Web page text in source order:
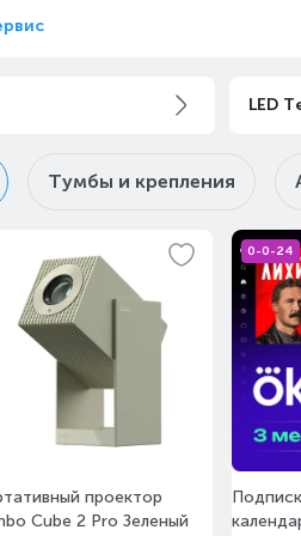
LED
Тумбы и крепления
проектор
Cube 2 Pro Зеленый
0-0-24